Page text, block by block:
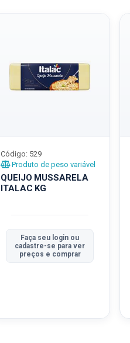
QUEIJO MUSSARELA
ITALAC KG
Código: 529
Produto de peso variável
Faça seu login ou
cadastre-se para ver
preços e comprar